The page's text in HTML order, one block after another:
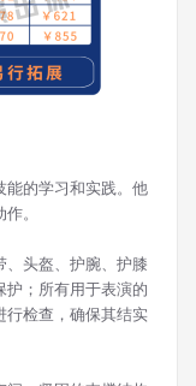
能的学习和实践。他
。
头盔、护腕、护膝
；所有用于表演的
行检查，确保其结实